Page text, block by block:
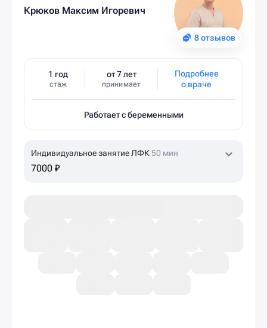
8 отзывов
Крюков Максим Игоревич
1 год
стаж
от 7 лет
принимает
Подробнее
о враче
Работает с беременными
Индивидуальное занятие ЛФК 50 мин
7000 ₽